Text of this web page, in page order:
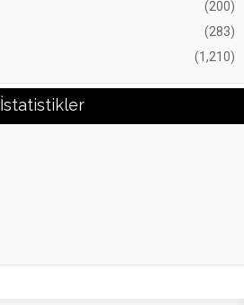
(200)
(283)
(1,210)
İstatistikler